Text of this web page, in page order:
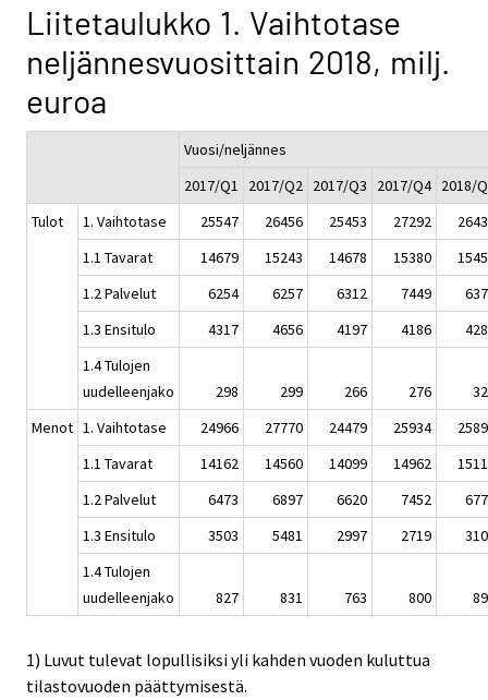
Liitetaulukko 1. Vaihtotase
neljännesvuosittain 2018, milj.
euroa
Vuosi/neljännes
2017/Q1
2017/Q2 2017/Q3 2017/Q4 2018/
Tulot
1. Vaihtotase 25547 26456 25453 27292
1.1 Tavarat
14679 15243 14678 15380
1.2 Palvelut
6254 6257 6312 7449
1.3 Ensitulo
4317 4656 4197 4186
1.4 Tulojen
uudelleenjako
298 299 266 276
Menot 1. Vaihtotase 24966 27770 24479 25934
1.1 Tavarat
14162 14560 14099 14962
1.2 Palvelut
6473 6897 6620 7452
1.3 Ensitulo
3503 5481 2997 2719
1.4 Tulojen
uudelleenjako
827 831 763 800
1) Luvut tulevat lopullisiksi yli kahden vuoden kuluttua
tilastovuoden päättymisestä.